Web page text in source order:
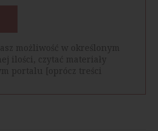
możliwość w określonym
ilości, czytać materiały
portalu [oprócz treści